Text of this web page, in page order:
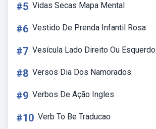
#5 Vidas Secas Mapa Mental
#6 Vestido De Prenda Infantil Rosa
#7 Vesícula Lado Direito Ou Esquerdo
#8 Versos Dia Dos Namorados
#9 Verbos De Ação Ingles
#10 Verb To Be Traducao